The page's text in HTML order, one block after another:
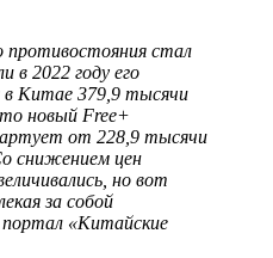
противостояния стал
в 2022 году его
в Китае 379,9 тысячи
новый Free+
от 228,9 тысячи
снижением цен
но вот
за собой
«Китайские